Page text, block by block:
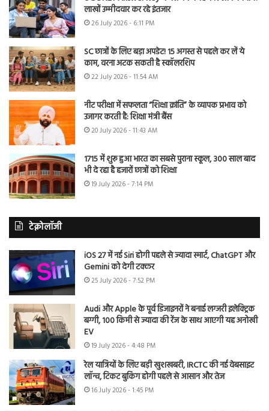
लाखों उम्मीदवार कर रहे इंतजार
26 July 2026 - 6:11 PM
SC छात्रों के लिए बड़ा अपडेट! 15 अगस्त से पहले कर लें ये
काम, वरना अटक सकती है स्कॉलरशिप
22 July 2026 - 11:54 AM
नीट परीक्षा में सफलता “शिक्षा क्रांति” के व्यापक प्रभाव को
उजागर करती है: शिक्षा मंत्री बैंस
20 July 2026 - 11:43 AM
1715 में शुरू हुआ भारत का सबसे पुराना स्कूल, 300 साल बाद
भी दे रहा है हजारों छात्रों को शिक्षा
19 July 2026 - 7:14 PM
टेक्नोलॉजी
iOS 27 में नई Siri होगी पहले से ज्यादा स्मार्ट, ChatGPT और
Gemini को देगी टक्कर
25 July 2026 - 7:52 PM
Audi और Apple के पूर्व डिजाइनरों ने बनाई लग्जरी इलेक्ट्रिक
बग्गी, 100 किमी से ज्यादा की रेंज के साथ आएगी यह अनोखी
EV
19 July 2026 - 4:48 PM
रेल यात्रियों के लिए बड़ी खुशखबरी, IRCTC की नई वेबसाइट
लॉन्च, टिकट बुकिंग होगी पहले से आसान और तेज
16 July 2026 - 1:45 PM